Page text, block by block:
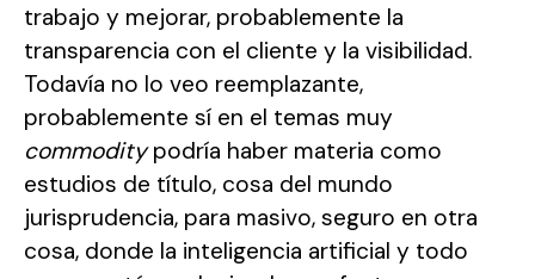
trabajo y mejorar, probablemente la
transparencia con el cliente y la visibilidad.
Todavía no lo veo reemplazante,
probablemente sí en el temas muy
commoditypodría haber materia como
estudios de título, cosa del mundo
jurisprudencia, para masivo, seguro en otra
cosa, donde la inteligencia artificial y todo